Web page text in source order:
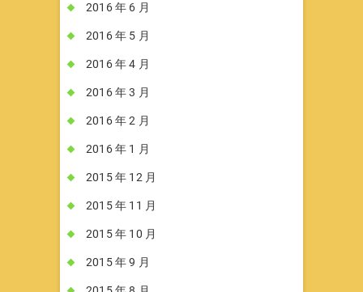
2016 年 6 月
2016 年 5 月
2016 年 4 月
2016 年 3 月
2016 年 2 月
2016 年 1 月
2015 年 12 月
2015 年 11 月
2015 年 10 月
2015 年 9 月